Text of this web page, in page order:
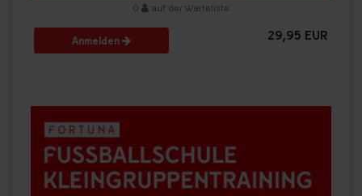
0 auf der Warteliste
Anmelden 29,95 EUR